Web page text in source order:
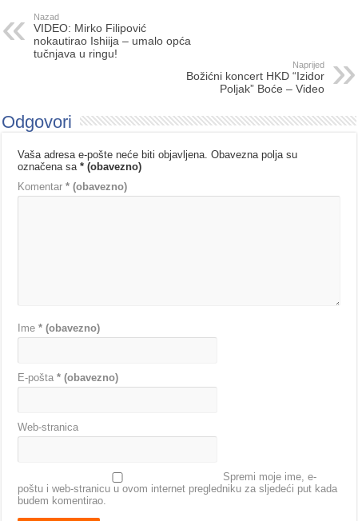
Nazad
VIDEO: Mirko Filipović
nokautirao Ishiija – umalo opća
tučnjava u ringu!
Naprijed
Božićni koncert HKD “Izidor
Poljak” Boće – Video
Odgovori
Vaša adresa e-pošte neće biti objavljena. Obavezna polja su
označena sa* (obavezno)
Komentar* (obavezno)
Ime* (obavezno)
E-pošta* (obavezno)
Web-stranica
Spremi moje ime, e-
poštu i web-stranicu u ovom internet pregledniku za sljedeći put kada
budem komentirao.